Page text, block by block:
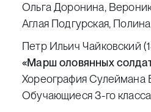
Ольга Доронина,
Аглая Подгурская,
Петр Ильич Чайковский
«Марш оловянных
Хореография Сулеймана
Обучающиеся 3-го класса